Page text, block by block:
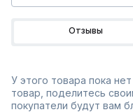
Отзывы
У этого товара пока
товар, поделитесь
покупатели будут вам